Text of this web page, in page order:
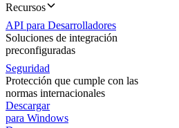
Recursos
API para Desarrolladores
Soluciones de integración
preconfiguradas
Seguridad
Protección que cumple con las
normas internacionales
Descargar
para Windows